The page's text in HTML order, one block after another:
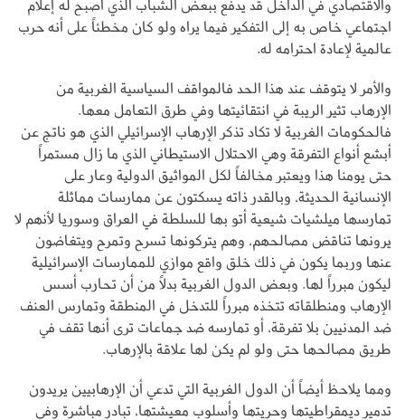
والاقتصادي في الداخل قد يدفع ببعض الشباب الذي أصبح له إعلام
اجتماعي خاص به إلى التفكير فيما يراه ولو كان مخطئاً على أنه حرب
عالمية لإعادة احترامه له.
والأمر لا يتوقف عند هذا الحد فالمواقف السياسية الغربية من
الإرهاب تثير الريبة في انتقائيتها وفي طرق التعامل معها.
فالحكومات الغربية لا تكاد تذكر الإرهاب الإسرائيلي الذي هو ناتج عن
أبشع أنواع التفرقة وهي الاحتلال الاستيطاني الذي ما زال مستمراً
حتى يومنا هذا ويعتبر مخالفاً لكل المواثيق الدولية وعار على
الإنسانية الحديثة، وبالقدر ذاته يسكتون عن ممارسات مماثلة
تمارسها ميلشيات شيعية أتو بها للسلطة في العراق وسوريا لأنهم لا
يرونها تناقض مصالحهم، وهم يتركونها تسرح وتمرح ويتغاضون
عنها وربما يكون في ذلك خلق واقع موازي للممارسات الإسرائيلية
ليكون مبرراً لها. وبعض الدول الغربية بدلاً من أن تحارب أسس
الإرهاب ومنطلقاته تتخذه مبرراً للتدخل في المنطقة وتمارس العنف
ضد المدنيين بلا تفرقة، أو تمارسه ضد جماعات ترى أنها تقف في
طريق مصالحها حتى ولو لم يكن لها علاقة بالإرهاب.
ومما يلاحظ أيضاً أن الدول الغربية التي تدعي أن الإرهابيين يريدون
تدمير ديمقراطيتها وحريتها وأسلوب معيشتها، تبادر مباشرة وفي